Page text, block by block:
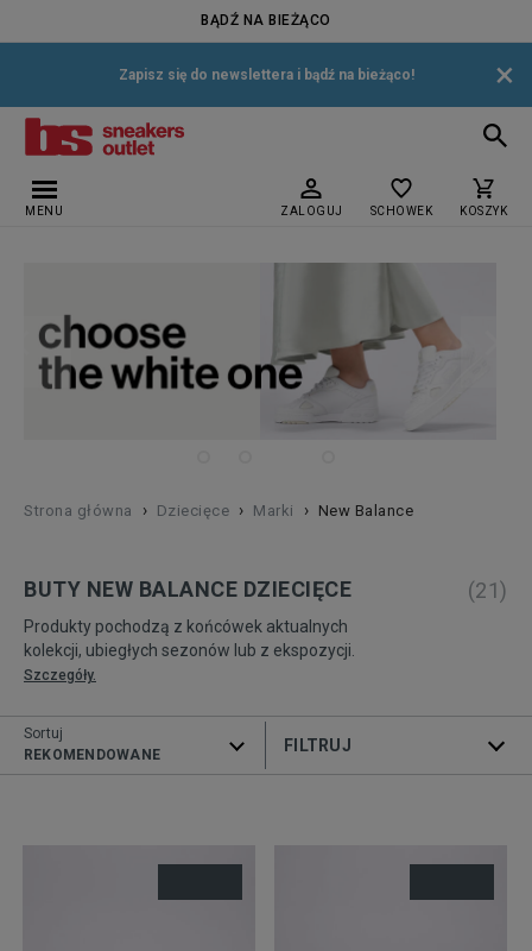
BĄDŹ NA BIEŻĄCO
Zapisz się do newslettera i bądź na bieżąco! ×
MENU ZALOGUJ SCHOWEK KOSZYK
Strona główna › Dziecięce › Marki › New Balance
BUTY NEW BALANCE DZIECIĘCE
Produkty pochodzą z końcówek aktualnych
kolekcji, ubiegłych sezonów lub z ekspozycji.
Szczegóły.
(21)
ROZWIŃ FILTRY
Sortuj
REKOMENDOWANE